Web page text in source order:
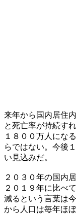
来年から国内居住
と死亡率が持続す
１８００万人にな
らではない。今後
い見込みだ。
２０３０年の国内
２０１９年に比べ
減るという言葉は
から人口は毎年ほ